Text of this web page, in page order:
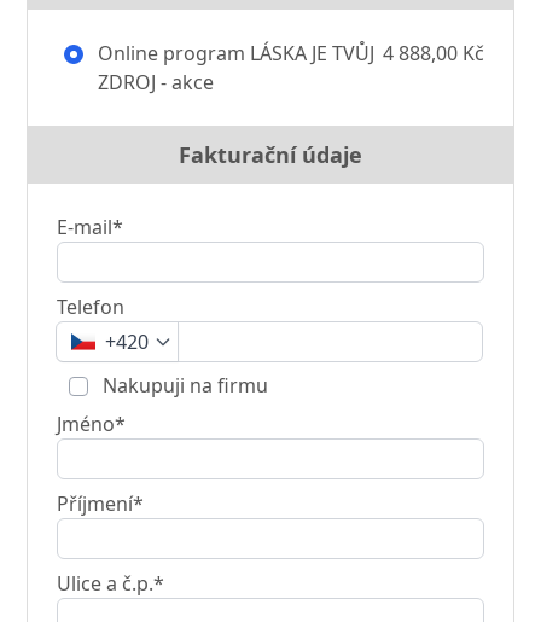
Online program LÁSKA JE TVŮJ
ZDROJ - akce
4 888,00 Kč
Fakturační údaje
E-mail*
Telefon
+420
Nakupuji na firmu
Jméno*
Příjmení*
Ulice a č.p.*